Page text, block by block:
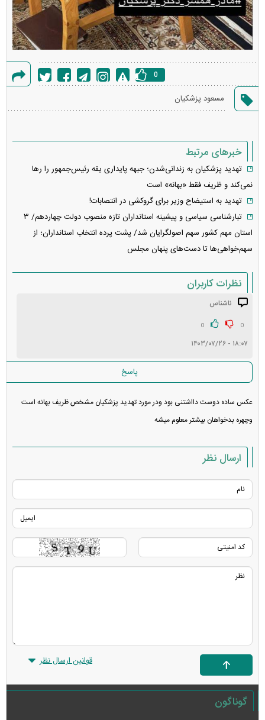
خطا
0
مسعود پزشکیان
خبرهای مرتبط
تهدید پزشکیان به زندانی‌شدن؛ جبهه پایداری یقه رئیس‌جمهور را رها
نمی‌کند و ظریف فقط «بهانه» است
تهدید به استیضاح وزیر برای گروکشی در انتصابات!
تبارشناسی سیاسی و پیشینه استانداران تازه منصوب دولت چهاردهم/ ۳
استان مهم کشور سهم اصولگرایان شد/ پشت پرده انتخاب استانداران؛ از
سهم‌خواهی‌ها تا دست‌های پنهان مجلس
نظرات کاربران
ناشناس
0
0
۱۸:۰۷ - ۱۴۰۳/۰۷/۲۶
پاسخ
عکس ساده دوست دااشتنی بود ودر مورد تهدید پزشکیان مشخص ظریف بهانه است
وچهره بدخواهان بیشتر معلوم میشه
ارسال نظر
قوانین ارسال نظر
گوناگون